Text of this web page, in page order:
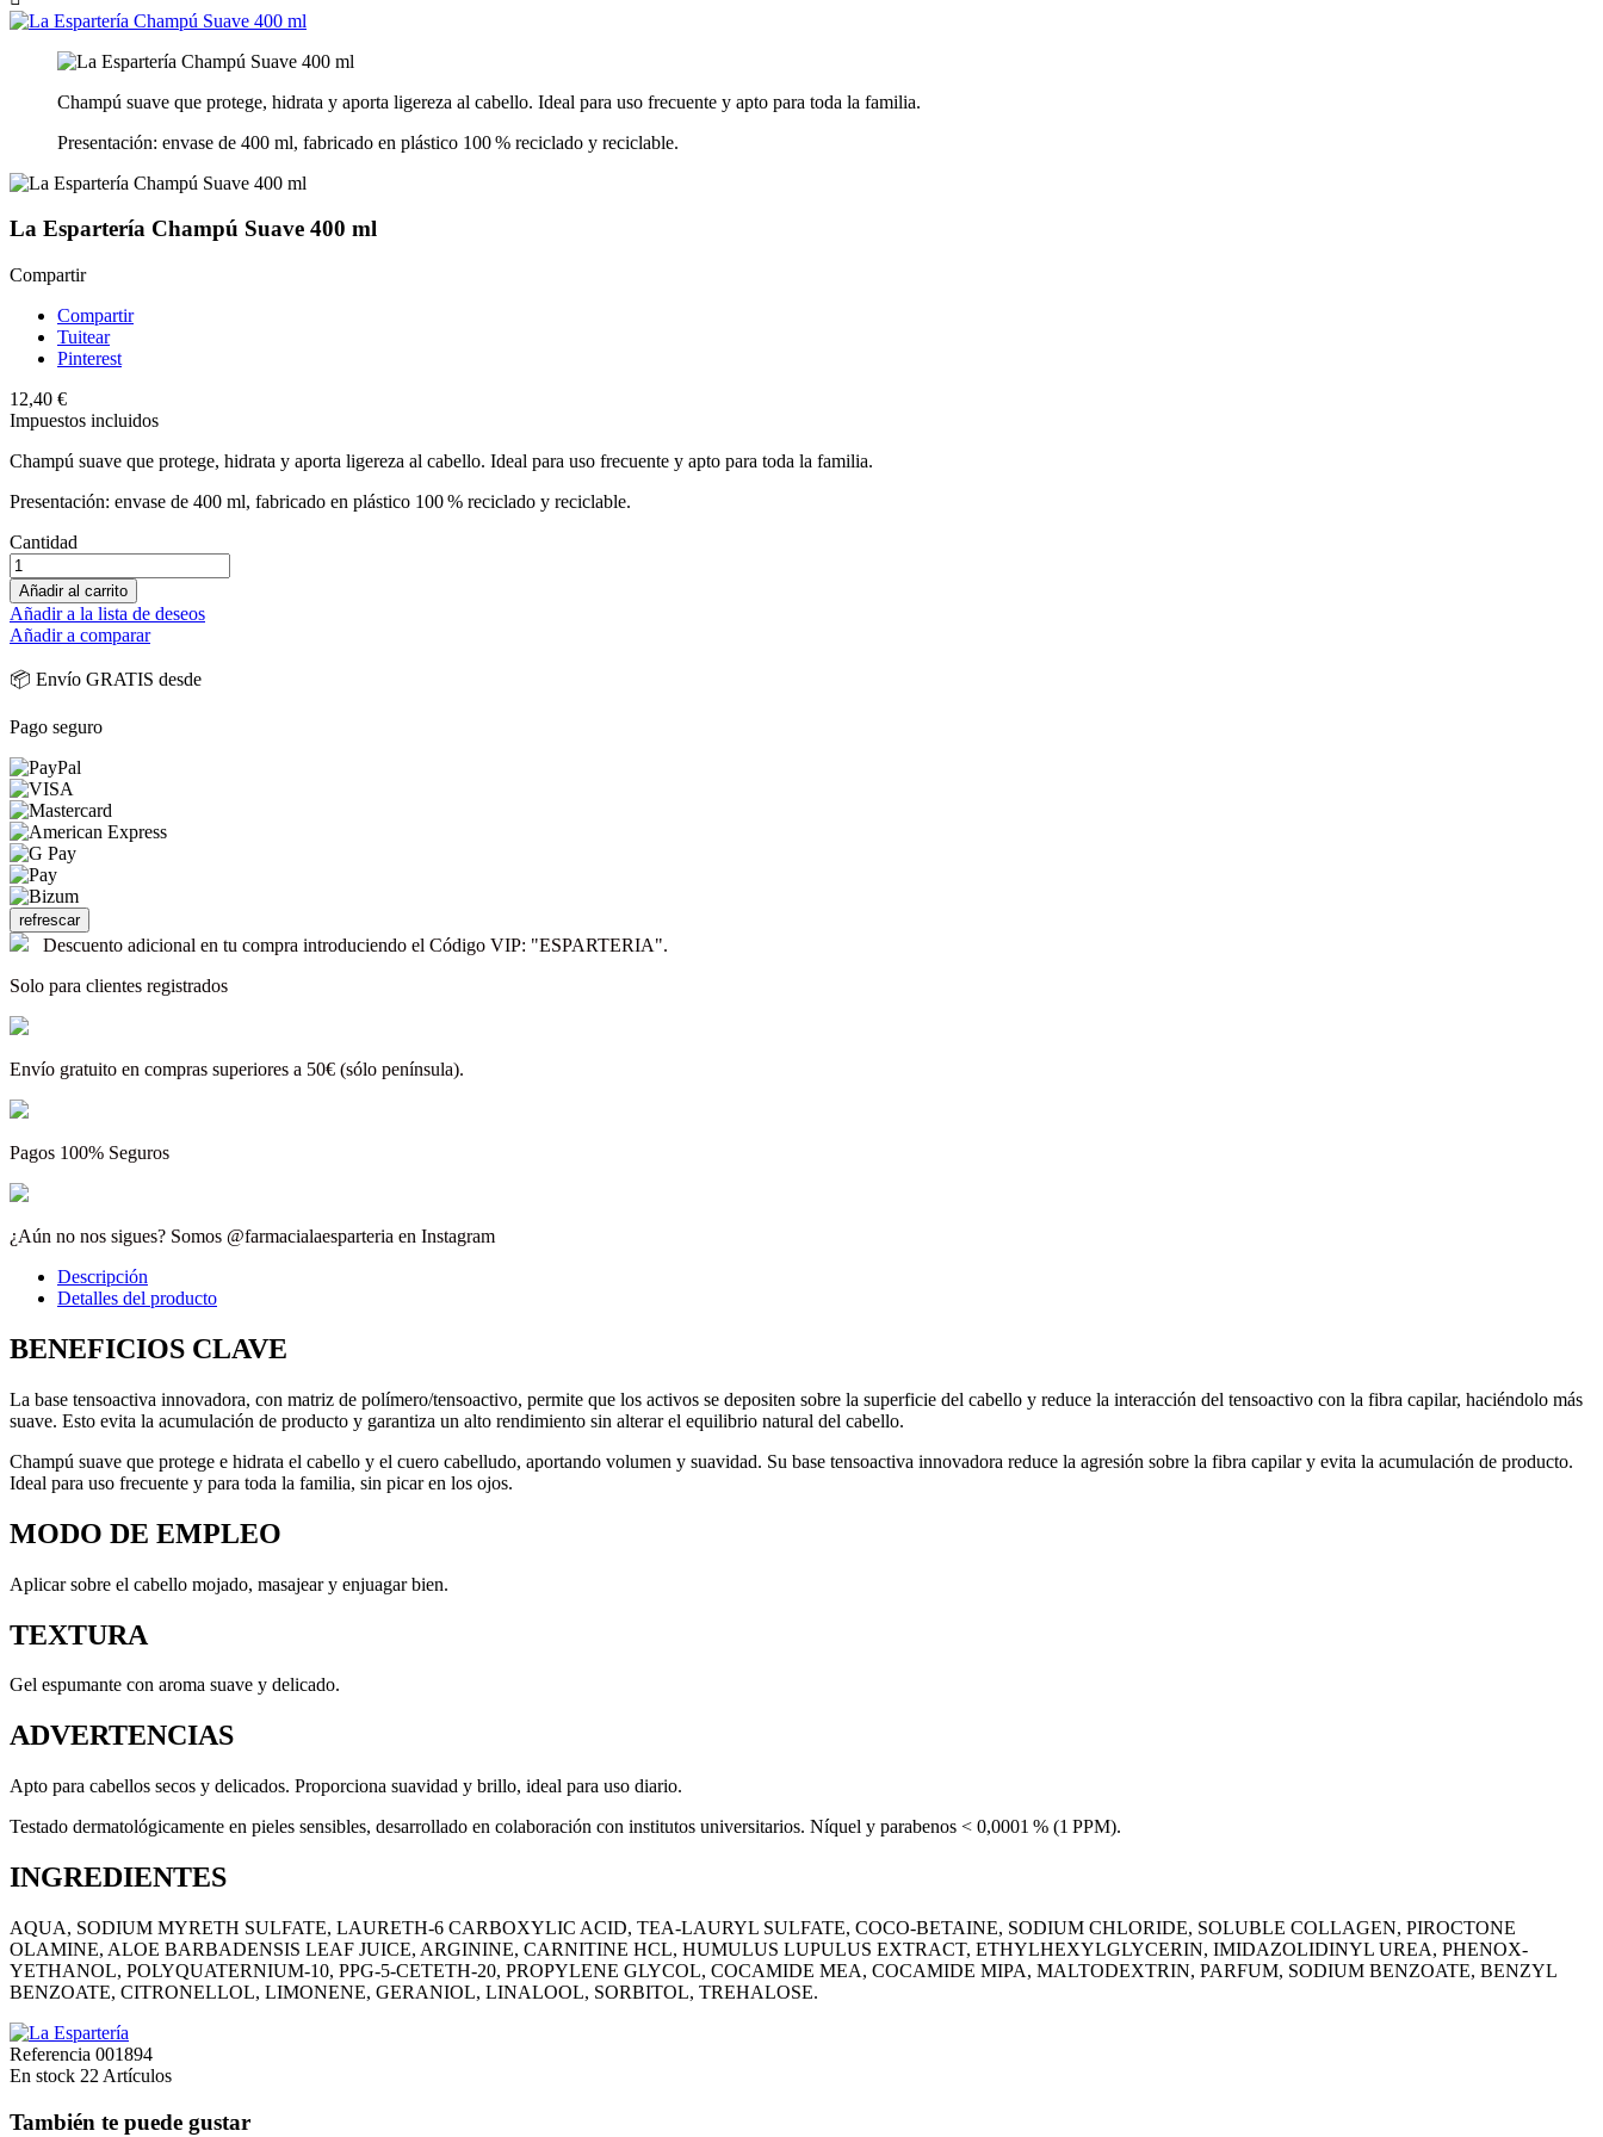
Champú suave que protege, hidrata y aporta ligereza al cabello. Ideal para uso frecuente y apto para toda la familia.
Presentación: envase de 400 ml, fabricado en plástico 100 % reciclado y reciclable.
La Espartería Champú Suave 400 ml
Compartir
Compartir
Tuitear
Pinterest
12,40 €
Impuestos incluidos
Champú suave que protege, hidrata y aporta ligereza al cabello. Ideal para uso frecuente y apto para toda la familia.
Presentación: envase de 400 ml, fabricado en plástico 100 % reciclado y reciclable.
Cantidad
Añadir al carrito
Añadir a la lista de deseos
Añadir a comparar
📦 Envío GRATIS desde
Pago seguro
Descuento adicional en tu compra introduciendo el Código VIP: "ESPARTERIA".
Solo para clientes registrados
Envío gratuito en compras superiores a 50€ (sólo península).
Pagos 100% Seguros
¿Aún no nos sigues? Somos @farmacialaesparteria en Instagram
Descripción
Detalles del producto
BENEFICIOS CLAVE
La base tensoactiva innovadora, con matriz de polímero/tensoactivo, permite que los activos se depositen sobre la superficie del cabello y reduce la interacción del tensoactivo con la fibra capilar, haciéndolo más
suave. Esto evita la acumulación de producto y garantiza un alto rendimiento sin alterar el equilibrio natural del cabello.
Champú suave que protege e hidrata el cabello y el cuero cabelludo, aportando volumen y suavidad. Su base tensoactiva innovadora reduce la agresión sobre la fibra capilar y evita la acumulación de producto.
Ideal para uso frecuente y para toda la familia, sin picar en los ojos.
MODO DE EMPLEO
Aplicar sobre el cabello mojado, masajear y enjuagar bien.
TEXTURA
Gel espumante con aroma suave y delicado.
ADVERTENCIAS
Apto para cabellos secos y delicados. Proporciona suavidad y brillo, ideal para uso diario.
Testado dermatológicamente en pieles sensibles, desarrollado en colaboración con institutos universitarios. Níquel y parabenos < 0,0001 % (1 PPM).
INGREDIENTES
AQUA, SODIUM MYRETH SULFATE, LAURETH-6 CARBOXYLIC ACID, TEA-LAURYL SULFATE, COCO-BETAINE, SODIUM CHLORIDE, SOLUBLE CO­LLAGEN, PIROCTONE
OLAMINE, ALOE BARBADENSIS LEAF JUICE, ARGININE, CARNITINE HCL, HUMULUS LUPULUS EXTRACT, ETHYLHEXYLGLYCERIN, IMIDAZOLIDINYL UREA, PHENOX­
YETHANOL, POLYQUATERNIUM-10, PPG-5-CETETH-20, PROPYLENE GLY­COL, COCAMIDE MEA, COCAMIDE MIPA, MALTODEXTRIN, PARFUM, SO­DIUM BENZOATE, BENZYL
BENZOATE, CITRONELLOL, LIMONENE, GERANIOL, LINALOOL, SORBITOL, TREHALOSE.
Referencia 001894
En stock 22 Artículos
También te puede gustar